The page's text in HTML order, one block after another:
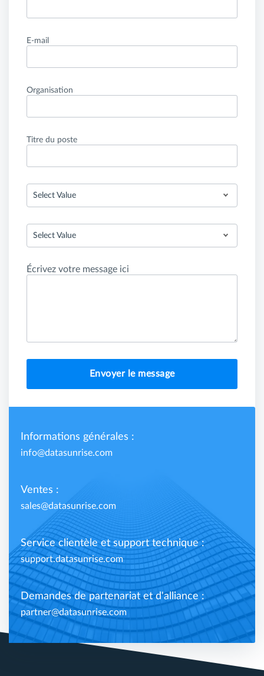
E-mail
Organisation
Titre du poste
Select Value
Select Value
Écrivez votre message ici
Envoyer le message
Informations générales :
info@datasunrise.com
Ventes :
sales@datasunrise.com
Service clientèle et support technique :
support.datasunrise.com
Demandes de partenariat et d'alliance :
partner@datasunrise.com